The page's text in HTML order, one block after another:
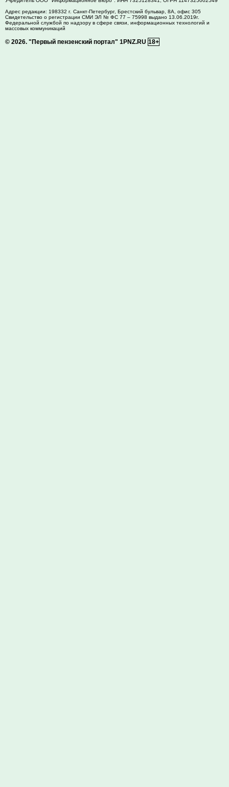
Адрес редакции: 198332 г. Санкт-Петербург, Брестский бульвар, 8А, офис 305
Свидетельство о регистрации СМИ ЭЛ № ФС 77 – 75998 выдано 13.06.2019г.
Федеральной службой по надзору в сфере связи, информационных технологий и
массовых коммуникаций
© 2026. "Первый пензенский портал" 1PNZ.RU 18+